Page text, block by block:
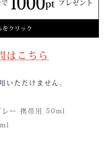
はこちら
いただけません。
レー 携帯用 50ml